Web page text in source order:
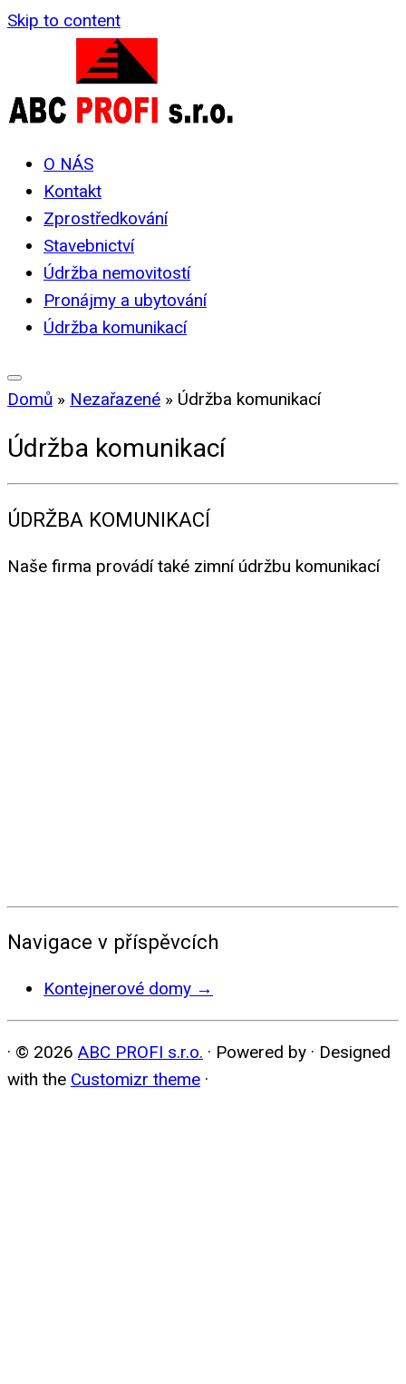
Skip to content
O NÁS
Kontakt
Zprostředkování
Stavebnictví
Údržba nemovitostí
Pronájmy a ubytování
Údržba komunikací
Domů » Nezařazené » Údržba komunikací
Údržba komunikací
ÚDRŽBA KOMUNIKACÍ
Naše firma provádí také zimní údržbu komunikací
Navigace v příspěvcích
Kontejnerové domy →
· © 2026 ABC PROFI s.r.o. · Powered by · Designed
with the Customizr theme ·